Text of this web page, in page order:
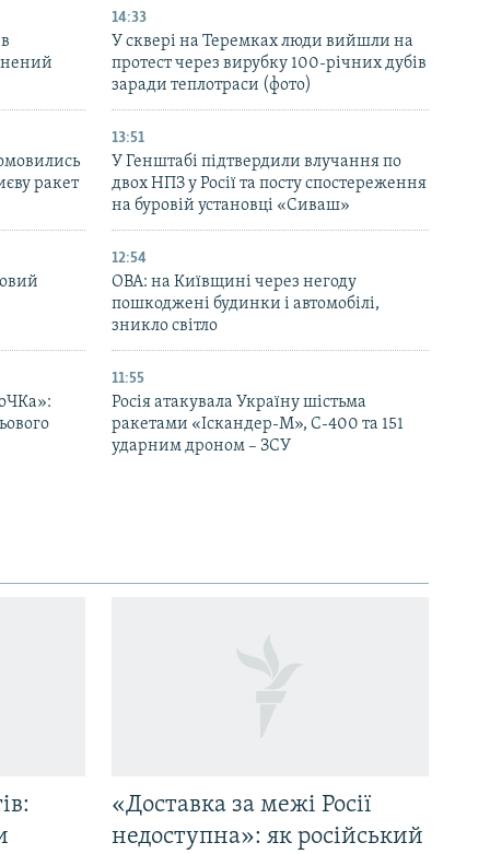
14:33
У сквері на Теремках люди вийшли на
протест через вирубку 100-річних дубів
заради теплотраси (фото)
ракет
13:51
У Генштабі підтвердили влучання по
двох НПЗ у Росії та посту спостереження
на буровій установці «Сиваш»
12:54
ОВА: на Київщині через негоду
пошкоджені будинки і автомобілі,
зникло світло
11:55
Росія атакувала Україну шістьма
ракетами «Іскандер-М», С-400 та 151
ударним дроном – ЗСУ
«Доставка за межі Росії
недоступна»: як російський